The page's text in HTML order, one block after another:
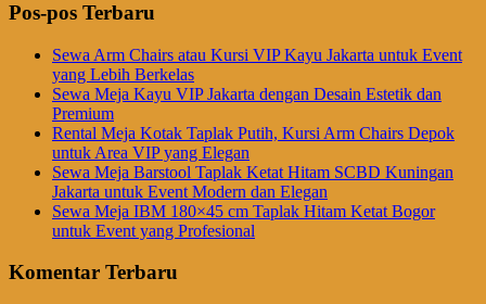
Pos-pos Terbaru
Sewa Arm Chairs atau Kursi VIP Kayu Jakarta untuk Event
yang Lebih Berkelas
Sewa Meja Kayu VIP Jakarta dengan Desain Estetik dan
Premium
Rental Meja Kotak Taplak Putih, Kursi Arm Chairs Depok
untuk Area VIP yang Elegan
Sewa Meja Barstool Taplak Ketat Hitam SCBD Kuningan
Jakarta untuk Event Modern dan Elegan
Sewa Meja IBM 180×45 cm Taplak Hitam Ketat Bogor
untuk Event yang Profesional
Komentar Terbaru